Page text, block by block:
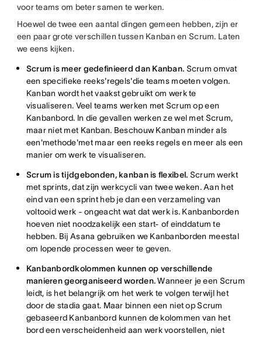
voor teams om beter samen te werken.
Hoewel de twee een aantal dingen gemeen hebben, zijn er
een paar grote verschillen tussen Kanban en Scrum. Laten
we eens kijken.
Scrum is meer gedefinieerd dan Kanban. Scrum omvat
een specifieke reeks'regels'die teams moeten volgen.
Kanban wordt het vaakst gebruikt om werk te
visualiseren. Veel teams werken met Scrum op een
Kanbanbord. In die gevallen werken ze wel met Scrum,
maar niet met Kanban. Beschouw Kanban minder als
een'methode'met maar een reeks regels en meer als een
manier om werk te visualiseren.
Scrum is tijdgebonden, kanban is flexibel. Scrum werkt
met sprints, dat zijn werkcycli van twee weken. Aan het
eind van een sprint heb je dan een verzameling van
voltooid werk - ongeacht wat dat werk is. Kanbanborden
hoeven niet noodzakelijk een start- of einddatum te
hebben. Bij Asana gebruiken we Kanbanborden meestal
om lopende processen weer te geven.
Kanbanbordkolommen kunnen op verschillende
manieren georganiseerd worden.Wanneer je een Scrum
leidt, is het belangrijk om het werk te volgen terwijl het
door de stadia gaat. Maar binnen een niet op Scrum
gebaseerd Kanbanbord kunnen de kolommen van het
bord een verscheidenheid aan werk voorstellen, niet